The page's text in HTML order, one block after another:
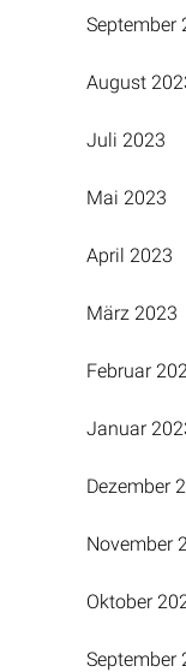
September
August
Juli 2023
Mai 2023
April 2023
März 2023
Februar
Januar
Dezember
November
Oktober
September